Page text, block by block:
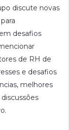
discute novas
desafios
de RH de
e desafios
melhores